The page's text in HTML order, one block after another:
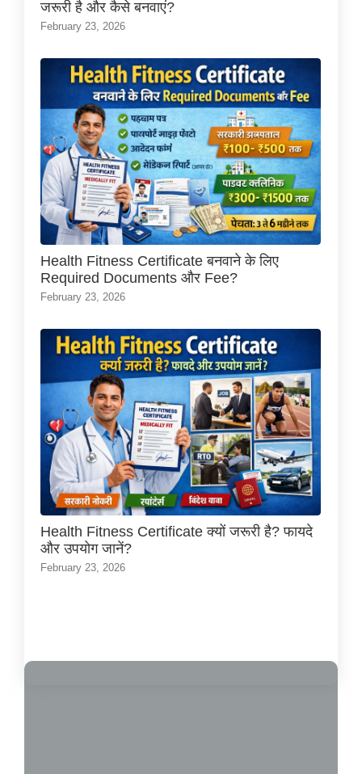
जरूरी है और कैसे बनवाएं?
February 23, 2026
Health Fitness Certificate बनवाने के लिए
Required Documents और Fee?
February 23, 2026
Health Fitness Certificate क्यों जरूरी है? फायदे
और उपयोग जानें?
February 23, 2026